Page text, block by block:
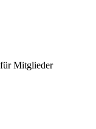
für Mitglieder